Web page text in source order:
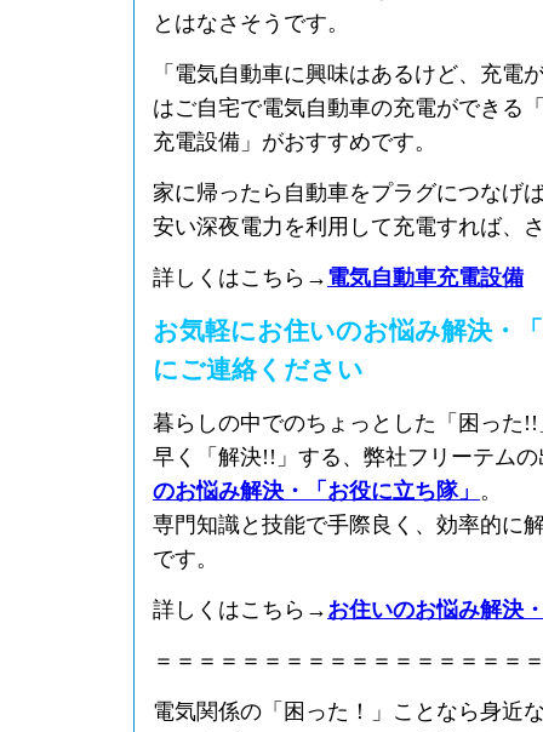
とはなさそうです。
「電気自動車に興味はあるけど、充電
はご自宅で電気自動車の充電ができる
充電設備」がおすすめです。
家に帰ったら自動車をプラグにつなげ
安い深夜電力を利用して充電すれば、
詳しくはこちら→ 電気自動車充電設備
お気軽にお住いのお悩み解決・
にご連絡ください
暮らしの中でのちょっとした「困った
早く「解決!!」する、弊社フリーテム
のお悩み解決・「お役に立ち隊」 。
専門知識と技能で手際良く、効率的に
です。
詳しくはこちら→ お住いのお悩み解決
＝＝＝＝＝＝＝＝＝＝＝＝＝＝＝＝＝
電気関係の「困った！」ことなら身近